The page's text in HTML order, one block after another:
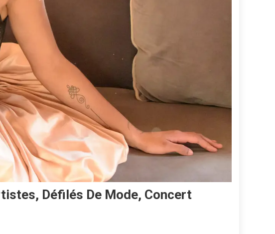
Défilés De Mode, Concert